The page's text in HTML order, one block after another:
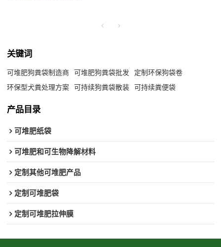
关键词
可堆肥狗粪袋制造商 可堆肥狗粪袋批发 定制环保狗袋卷
环保型犬粪处理方案 可持续狗粪袋散装 可持续粪便袋
产品目录
可堆肥纸袋
可堆肥和可生物降解材料
定制其他可堆肥产品
定制可堆肥袋
定制可堆肥拉伸膜